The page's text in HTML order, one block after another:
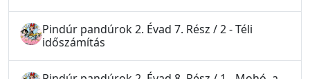
Pindúr pandúrok 2. Évad 7. Rész / 2 - Téli
időszámítás